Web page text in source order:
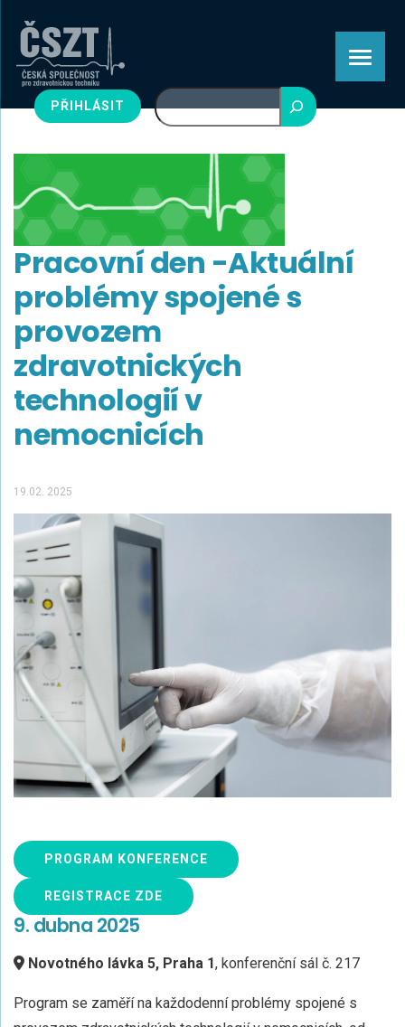
PŘIHLÁSIT
Hledat
Pracovní den -Aktuální
problémy spojené s
provozem
zdravotnických
technologií v
nemocnicích
19.02. 2025
PROGRAM KONFERENCE
REGISTRACE ZDE
9. dubna 2025
Novotného lávka 5, Praha 1, konferenční sál č. 217
Program se zaměří na každodenní problémy spojené s